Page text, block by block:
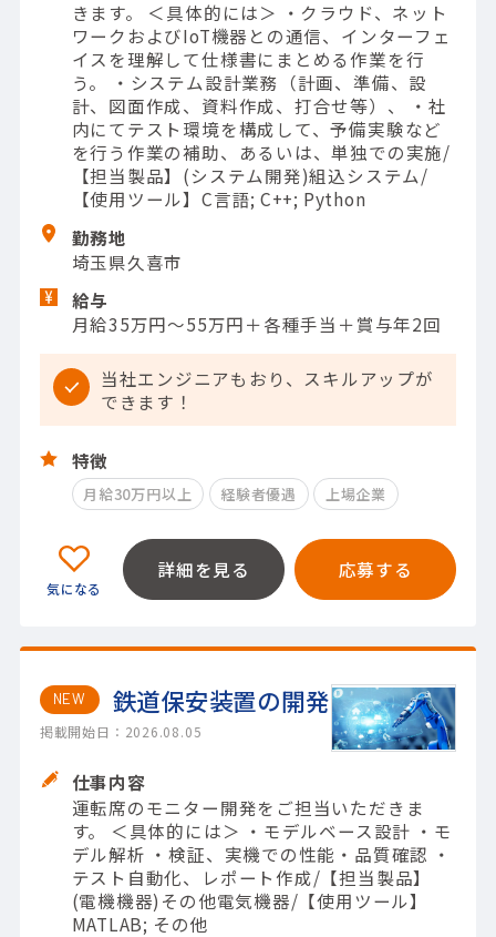
きます。 ＜具体的には＞ ・クラウド、ネット
ワークおよびIoT機器との通信、インターフェ
イスを理解して仕様書にまとめる作業を行
う。 ・システム設計業務（計画、準備、設
計、図面作成、資料作成、打合せ等）、 ・社
内にてテスト環境を構成して、予備実験など
を行う作業の補助、あるいは、単独での実施/
【担当製品】(システム開発)組込システム/
【使用ツール】C言語; C++; Python
勤務地
埼玉県久喜市
給与
月給35万円～55万円＋各種手当＋賞与年2回
当社エンジニアもおり、スキルアップが
できます！
特徴
月給30万円以上 経験者優遇 上場企業
詳細を見る 応募する
NEW 鉄道保安装置の開発
掲載開始日：2026.08.05
仕事内容
運転席のモニター開発をご担当いただきま
す。 ＜具体的には＞ ・モデルベース設計 ・モ
デル解析 ・検証、実機での性能・品質確認 ・
テスト自動化、レポート作成/【担当製品】
(電機機器)その他電気機器/【使用ツール】
MATLAB; その他